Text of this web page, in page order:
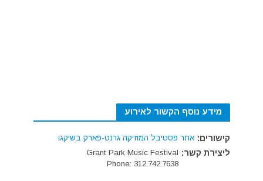
מידע נוסף הקשור לאירוע
קישורים: אתר פסטיבל המוזיקה גרנט-פארק בשיקגו
ליצירת קשר: Grant Park Music Festival
Phone: 312.742.7638